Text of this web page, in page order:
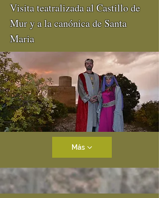
Visita teatralizada al Castillo de
Mur y a la canónica de Santa
Maria
Más